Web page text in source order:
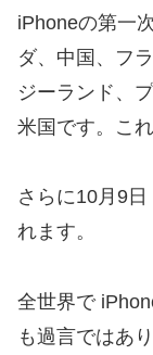
iPhoneの第一
ダ、中国、フ
ジーランド、
米国です。こ
さらに10月9
れます。
全世界で
も過言ではあ